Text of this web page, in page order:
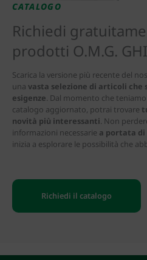
CATALOGO
Richiedi
prodotti O.M.G.
Scarica la versione più recente del
una vasta selezione di articoli che
esigenze. Dal momento che
catalogo aggiornato, potrai trovare
novità più interessanti. Non
informazioni necessarie a portata di
inizia a esplorare le possibilità che
Richiedi il catalogo